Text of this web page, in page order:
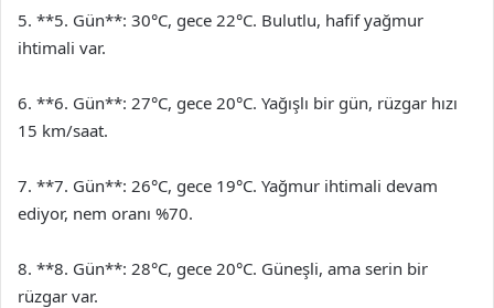
5. **5. Gün**: 30°C, gece 22°C. Bulutlu, hafif yağmur
ihtimali var.
6. **6. Gün**: 27°C, gece 20°C. Yağışlı bir gün, rüzgar hızı
15 km/saat.
7. **7. Gün**: 26°C, gece 19°C. Yağmur ihtimali devam
ediyor, nem oranı %70.
8. **8. Gün**: 28°C, gece 20°C. Güneşli, ama serin bir
rüzgar var.